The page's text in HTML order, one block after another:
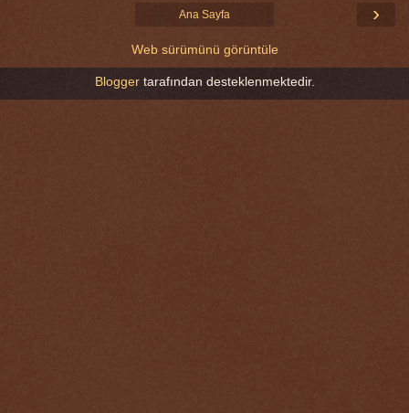
›
Ana Sayfa
Web sürümünü görüntüle
Bloggertarafından desteklenmektedir.